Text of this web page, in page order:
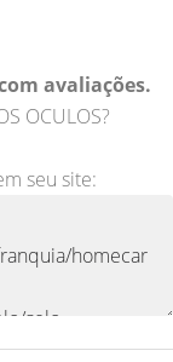
avaliações.
OCULOS?
seu site: